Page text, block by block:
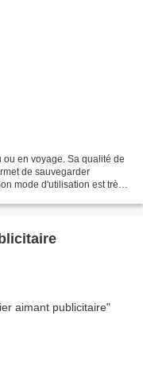
en voyage. Sa qualité de
de sauvegarder
mode d'utilisation est très